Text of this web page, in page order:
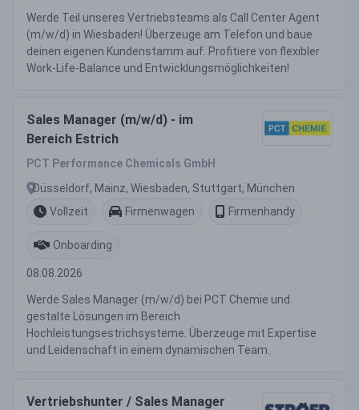
Werde Teil unseres Vertriebsteams als Call Center Agent
(m/w/d) in Wiesbaden! Überzeuge am Telefon und baue
deinen eigenen Kundenstamm auf. Profitiere von flexibler
Work-Life-Balance und Entwicklungsmöglichkeiten!
Sales Manager (m/w/d) - im
Bereich Estrich
PCT Performance Chemicals GmbH
Düsseldorf, Mainz, Wiesbaden, Stuttgart, München
Vollzeit
Firmenwagen Firmenhandy
Onboarding
08.08.2026
Werde Sales Manager (m/w/d) bei PCT Chemie und
gestalte Lösungen im Bereich
Hochleistungsestrichsysteme. Überzeuge mit Expertise
und Leidenschaft in einem dynamischen Team.
Vertriebshunter / Sales Manager